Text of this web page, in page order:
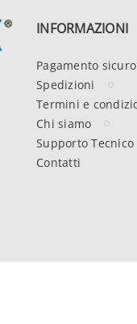
INFORMAZIONI
Pagamento sicuro
Spedizioni
Termini e
Chi siamo
Supporto Tecnico
Contatti